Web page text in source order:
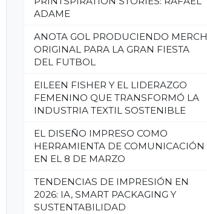
ADAME
ANOTA GOL PRODUCIENDO MERCH
ORIGINAL PARA LA GRAN FIESTA
DEL FUTBOL
EILEEN FISHER Y EL LIDERAZGO
FEMENINO QUE TRANSFORMÓ LA
INDUSTRIA TEXTIL SOSTENIBLE
EL DISEÑO IMPRESO COMO
HERRAMIENTA DE COMUNICACIÓN
EN EL 8 DE MARZO
TENDENCIAS DE IMPRESIÓN EN
2026: IA, SMART PACKAGING Y
SUSTENTABILIDAD